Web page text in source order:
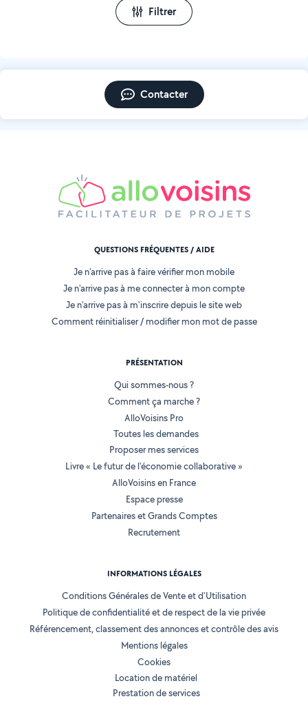
Filtrer
Contacter
QUESTIONS FRÉQUENTES / AIDE
Je n'arrive pas à faire vérifier mon mobile
Je n'arrive pas à me connecter à mon compte
Je n'arrive pas à m'inscrire depuis le site web
Comment réinitialiser / modifier mon mot de passe
PRÉSENTATION
Qui sommes-nous ?
Comment ça marche ?
AlloVoisins Pro
Toutes les demandes
Proposer mes services
Livre « Le futur de l'économie collaborative »
AlloVoisins en France
Espace presse
Partenaires et Grands Comptes
Recrutement
INFORMATIONS LÉGALES
Conditions Générales de Vente et d'Utilisation
Politique de confidentialité et de respect de la vie privée
Référencement, classement des annonces et contrôle des avis
Mentions légales
Cookies
Location de matériel
Prestation de services